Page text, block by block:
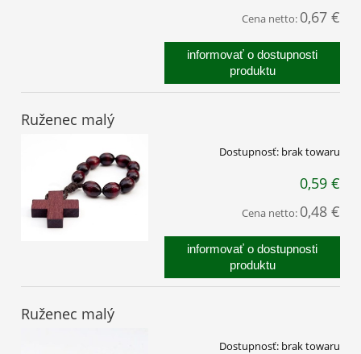
Cena netto: 0,67 €
informovať o dostupnosti
produktu
Ruženec malý
Dostupnosť: brak towaru
0,59 €
Cena netto: 0,48 €
informovať o dostupnosti
produktu
Ruženec malý
Dostupnosť: brak towaru